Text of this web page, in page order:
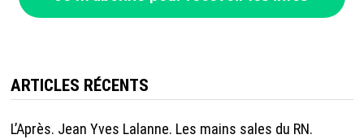
ARTICLES RÉCENTS
L’Après. Jean Yves Lalanne. Les mains sales du RN.